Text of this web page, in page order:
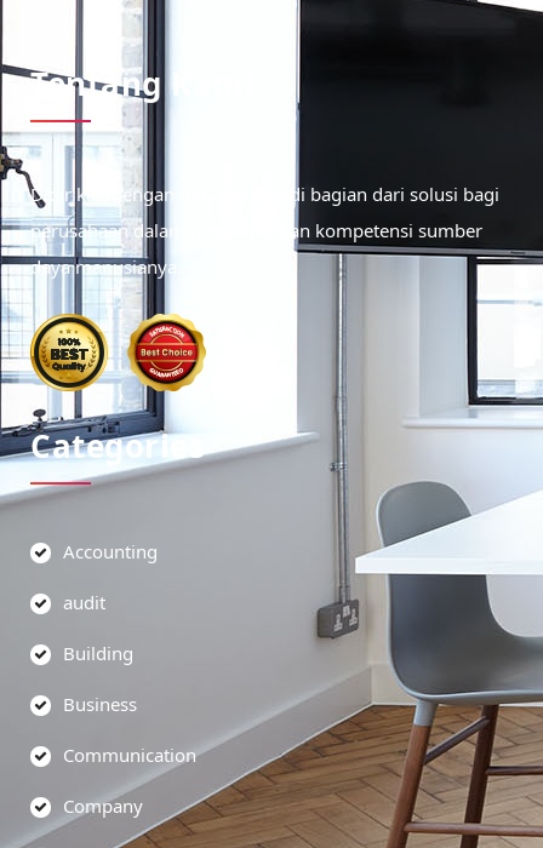
Tentang Kami
Didirikan dengan tujuan menjadi bagian dari solusi bagi
perusahaan dalam meningkatkan kompetensi sumber
daya manusianya.
Categories
Accounting
audit
Building
Business
Communication
Company